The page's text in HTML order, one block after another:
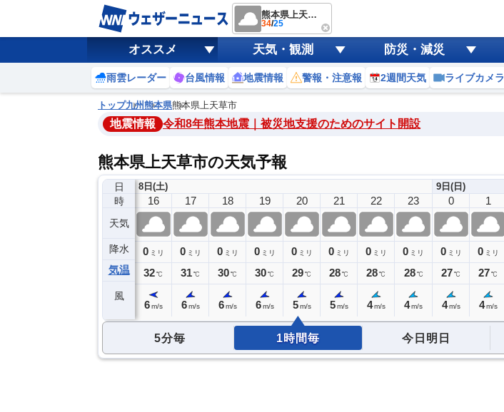
熊本県上天草市
34/25
オススメ 天気・観測 防災・減災
雨雲レーダー 台風情報 地震情報 警報・注意報 2週間天気 ライブカメラ
トップ九州熊本県熊本県上天草市
地震情報 令和8年熊本地震｜被災地支援のためのサイト開設
熊本県上天草市の天気予報
日
時
天気
降水
気温
風
8日(土)
15
0ミリ
33℃
16
0 ミリ
32℃
6 m/s
17
0 ミリ
31℃
6 m/s
18
0 ミリ
30℃
6 m/s
19
0 ミリ
30℃
6 m/s
20
0 ミリ
29℃
5 m/s
21
0 ミリ
28℃
5 m/s
22
0 ミリ
28℃
4 m/s
23
0 ミリ
28 ℃
4m/s
9日(日)
0
0 ミリ
27℃
4 m/s
1
0 ミリ
27℃
4 m/s
5分毎 1時間毎 今日明日